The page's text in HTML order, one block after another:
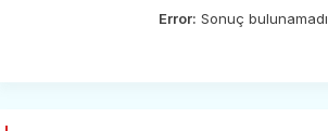
Error: Sonuç bulunamadı